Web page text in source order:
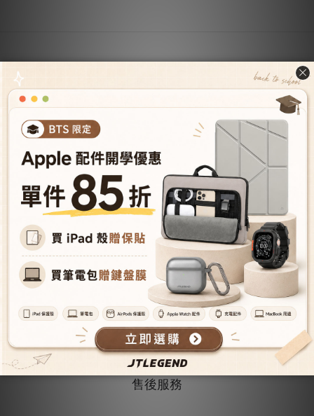
關於JTLEGEND
會員推薦機制
成為經銷商
授權經銷據點
人才招募
購物與配送
購物須知
隱私權保護
使用條款
防詐騙提醒
售後服務